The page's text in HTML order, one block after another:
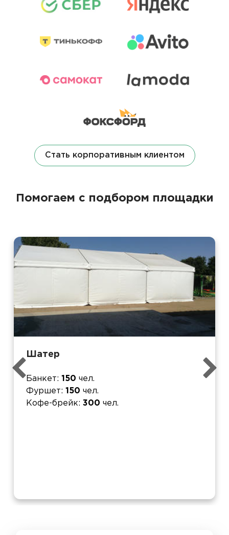
Стать корпоративным клиентом
Помогаем с подбором площадки
Шатер
Банкет 150 чел.
Фуршет
150 чел.
Кофе-брейк
300 чел.